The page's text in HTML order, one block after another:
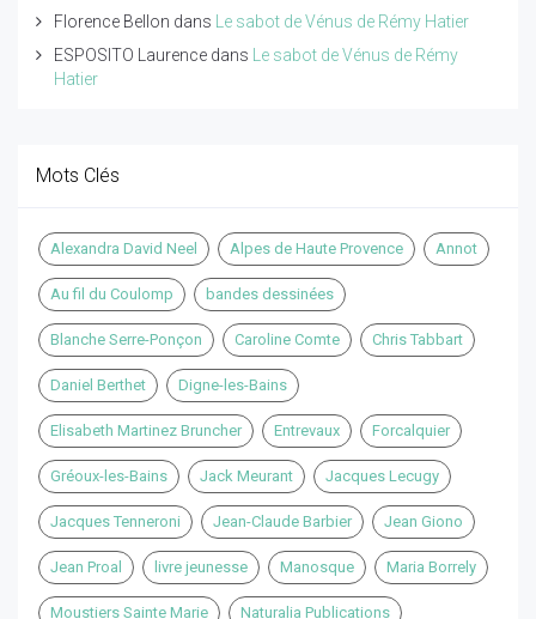
Florence Bellon dans
Le sabot de Vénus de Rémy Hatier
ESPOSITO Laurence dans
Le sabot de Vénus de Rémy
Hatier
Mots Clés
Alexandra David Neel Alpes de Haute Provence Annot
Au fil du Coulomp bandes dessinées
Blanche Serre-Ponçon Caroline Comte Chris Tabbart
Daniel Berthet Digne-les-Bains
Elisabeth Martinez Bruncher Entrevaux Forcalquier
Gréoux-les-Bains Jack Meurant Jacques Lecugy
Jacques Tenneroni Jean-Claude Barbier Jean Giono
Jean Proal livre jeunesse Manosque Maria Borrely
Moustiers Sainte Marie Naturalia Publications